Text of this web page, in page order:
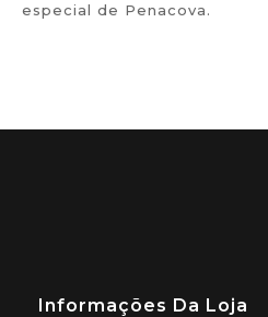
especial de Penacova.
Informações Da Loja